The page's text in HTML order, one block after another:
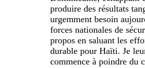
produire des résultats
urgemment besoin
forces nationales de
propos en saluant les
durable pour Haïti. Je
commence à poindre du